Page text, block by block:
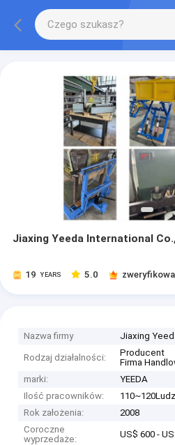
Jiaxing Yeeda International
19 YEARS 5.0
Nazwa firmy Jiaxing
Rodzaj działalności:
Producent
Firma
marki:
YEEDA
Ilość pracowników:
Rok założenia:
2008
Coroczne
wyprzedaże:
US$ 600 -